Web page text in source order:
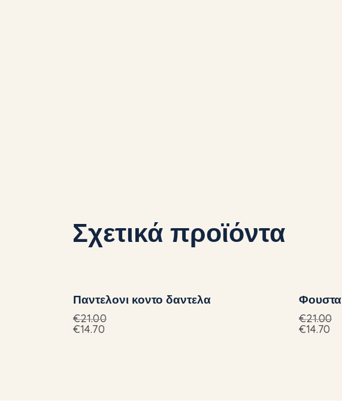
Σχετικά προϊόντα
UP TO
Παντελονι κοντο δαντελα
€21.00
€14.70
Φουστα
€21.00
€14.70